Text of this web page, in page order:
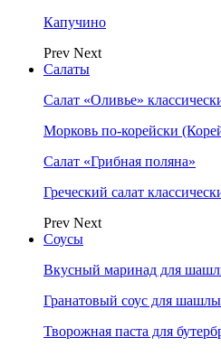
Капучино
Prev Next
Салаты
Салат «Оливье»
Морковь по-корейски
Салат «Грибная поляна»
Греческий салат
Prev Next
Соусы
Вкусный маринад для
Гранатовый соус для
Творожная паста для